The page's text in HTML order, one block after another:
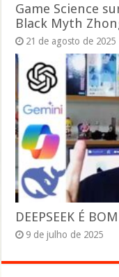
Game Science
Black Myth
21 de agosto de 2025
DEEPSEEK É
9 de julho de 2025